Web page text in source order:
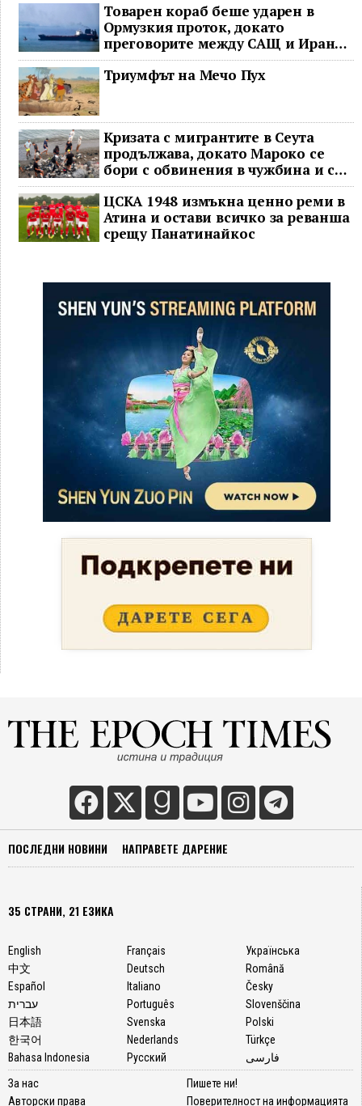
Товарен кораб беше ударен в
Ормузкия проток, докато
преговорите между САЩ и Иран
останаха в безизходица
Триумфът на Мечо Пух
Кризата с мигрантите в Сеута
продължава, докато Мароко се
бори с обвинения в чужбина и с
гнева у дома
ЦСКА 1948 измъкна ценно реми в
Атина и остави всичко за реванша
срещу Панатинайкос
ПОСЛЕДНИ НОВИНИ НАПРАВЕТЕ ДАРЕНИЕ
35 СТРАНИ, 21 ЕЗИКА
English
中文
Español
עברית
日本語
한국어
Bahasa Indonesia
Français
Deutsch
Italiano
Português
Svenska
Nederlands
Русский
Українська
Română
Česky
Slovenščina
Polski
Türkçe
فارسی
За нас
Авторски права
Пишете ни!
Поверителност на информацията